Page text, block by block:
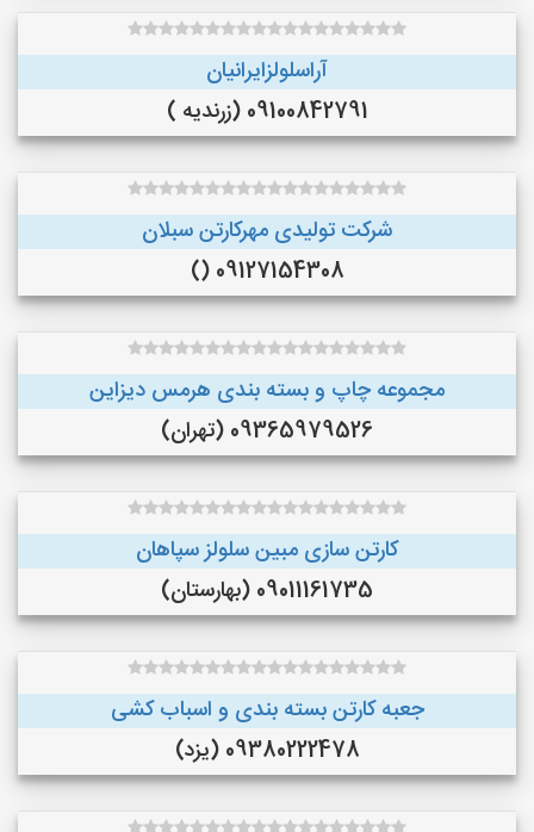
آراسلولزایرانیان
09100842791 (زرندیه )
شرکت تولیدی مهرکارتن سبلان
09127154308 ()
مجموعه چاپ و بسته بندی هرمس دیزاین
09365979526 (تهران)
کارتن سازی مبین سلولز سپاهان
09011161735 (بهارستان)
جعبه کارتن بسته بندی و اسباب کشی
09380222478 (یزد)